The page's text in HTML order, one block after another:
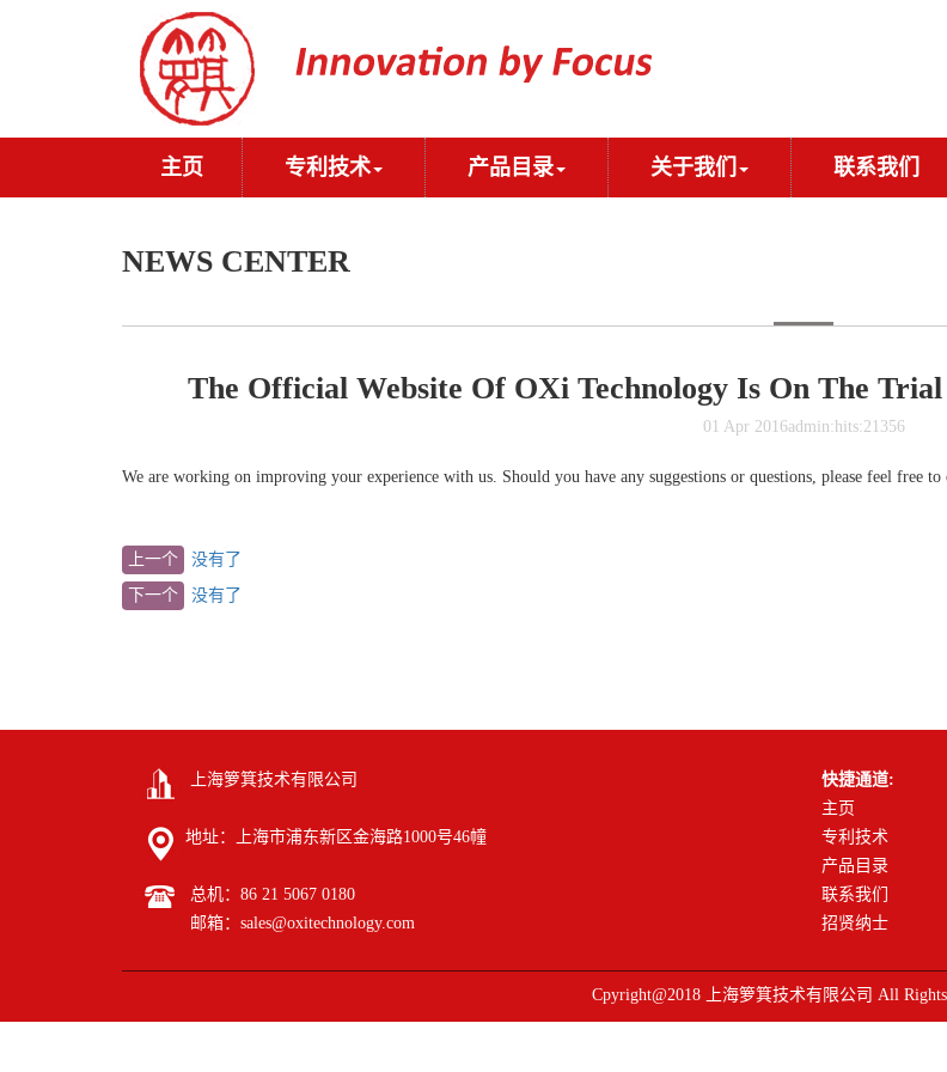
主页 专利技术 产品目录 关于我们 联系我们
NEWS CENTER
The Official Website Of OXi Technology Is On The
01 Apr 2016admin: hits:21356
We are working on improving your experience with us. Should you have any suggestions or questions, please feel free
上一个
没有了
下一个
没有了
上海箩箕技术有限公司
地址：上海市浦东新区金海路1000号46幢
总机：86 21 5067 0180
邮箱： sales@oxitechnology.com
快捷通道:
主页
专利技术
产品目录
联系我们
招贤纳士
Cpyright@2018 上海箩箕技术有限公司 All Rights